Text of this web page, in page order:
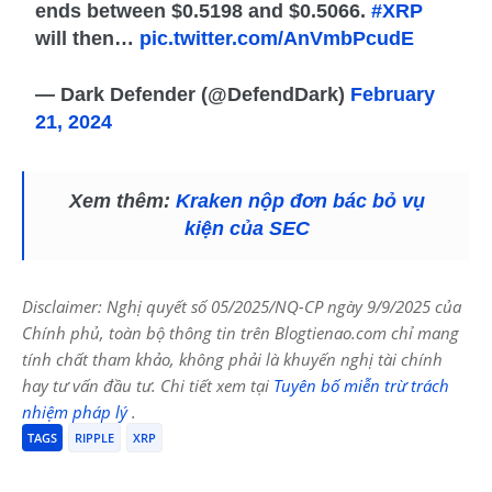
ends between $0.5198 and $0.5066.#XRP
will then… pic.twitter.com/AnVmbPcudE
— Dark Defender (@DefendDark) February
21, 2024
Xem thêm: Kraken nộp đơn bác bỏ vụ
kiện của SEC
Disclaimer: Nghị quyết số 05/2025/NQ-CP ngày 9/9/2025 của
Chính phủ, toàn bộ thông tin trên Blogtienao.com chỉ mang
tính chất tham khảo, không phải là khuyến nghị tài chính
hay tư vấn đầu tư. Chi tiết xem tại Tuyên bố miễn trừ trách
nhiệm pháp lý.
TAGS RIPPLE XRP